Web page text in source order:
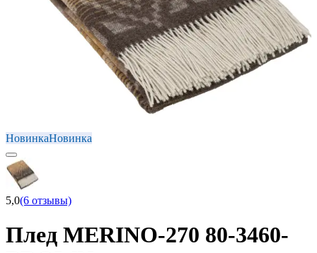
НовинкаНовинка
5,0(6 отзывы)
Плед MERINO-270 80-3460-